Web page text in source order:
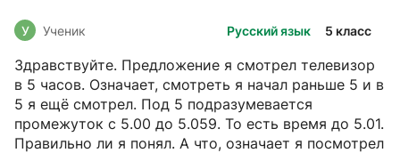
Русский язык 5 класс
У Ученик
Здравствуйте. Предложение я смотрел телевизор
в 5 часов. Означает, смотреть я начал раньше 5 и в
5 я ещё смотрел. Под 5 подразумевается
промежуток с 5.00 до 5.059. То есть время до 5.01.
Правильно ли я понял. А что, означает я посмотрел